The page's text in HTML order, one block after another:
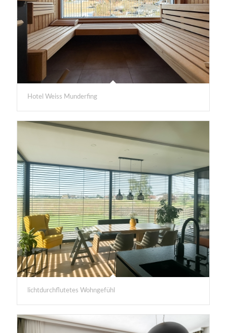
Hotel Weiss Munderfing
lichtdurchflutetes Wohngefühl